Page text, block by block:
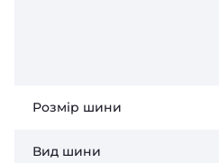
Розмір шини
Вид шини